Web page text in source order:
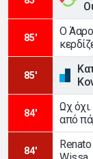
85'
Ο
85'
84'
Ωχ
από
84'